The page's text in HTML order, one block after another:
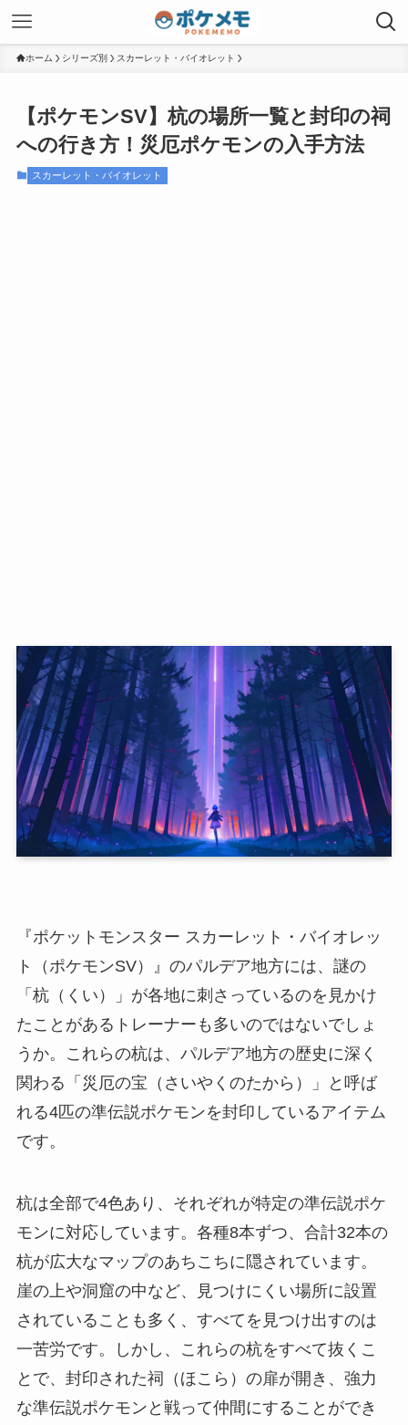
ホーム シリーズ別 スカーレット・バイオレット
【ポケモンSV】杭の場所一覧と封印の祠
への行き方！災厄ポケモンの入手方法
スカーレット・バイオレット
『ポケットモンスター スカーレット・バイオレッ
ト（ポケモンSV）』のパルデア地方には、謎の
「杭（くい）」が各地に刺さっているのを見かけ
たことがあるトレーナーも多いのではないでしょ
うか。これらの杭は、パルデア地方の歴史に深く
関わる「災厄の宝（さいやくのたから）」と呼ば
れる4匹の準伝説ポケモンを封印しているアイテム
です。
杭は全部で4色あり、それぞれが特定の準伝説ポケ
モンに対応しています。各種8本ずつ、合計32本の
杭が広大なマップのあちこちに隠されています。
崖の上や洞窟の中など、見つけにくい場所に設置
されていることも多く、すべてを見つけ出すのは
一苦労です。しかし、これらの杭をすべて抜くこ
とで、封印された祠（ほこら）の扉が開き、強力
な準伝説ポケモンと戦って仲間にすることができ